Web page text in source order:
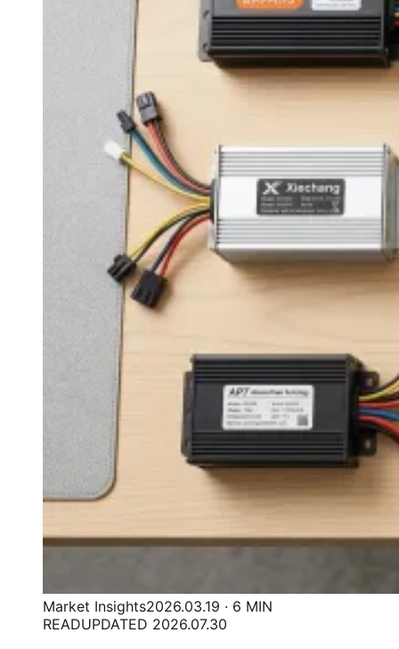
Market Insights2026.03.19 · 6 MIN
READUPDATED 2026.07.30